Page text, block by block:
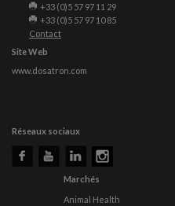
+33 (0)5 57 97 11 29
+33 (0)5 57 97 10 85
Contact
Site Web
www.dosatron.com
Réseaux sociaux
Marchés
Animal Health